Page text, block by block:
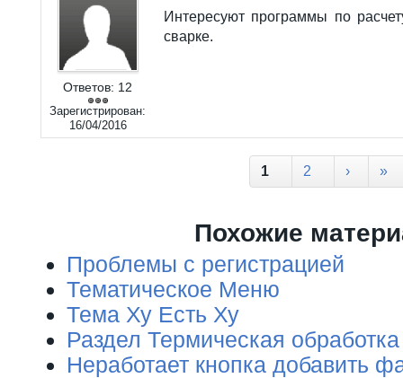
Ответов: 12
Зарегистрирован:
16/04/2016
Интересуют программы по
сварке.
1 2 › »
Похожие
Проблемы с регистрацией
Тематическое Меню
Тема Ху Есть Ху
Раздел Термическая обработка
Неработает кнопка добавить